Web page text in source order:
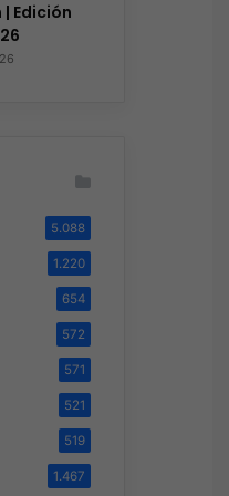
Edición
5.088
1.220
654
572
571
521
519
1.467